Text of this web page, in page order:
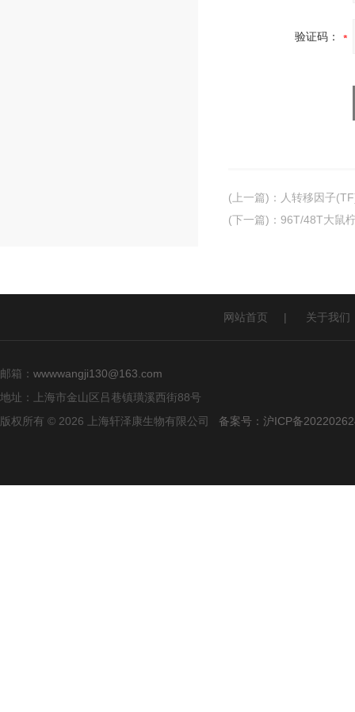
验证码：
(上一篇) ： 人转移因子
(下一篇) ： 96T/48T大鼠
网站首页 | 关于我们
邮箱： wwwwangji130@163.com
地址：上海市金山区吕巷镇璜溪西街88号
版权所有 © 2026 上海轩泽康生物有限公司 备案号：沪ICP备